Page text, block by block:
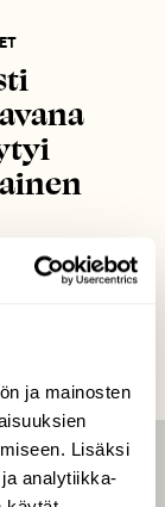
ja mainosten
Lisäksi
analytiikka-